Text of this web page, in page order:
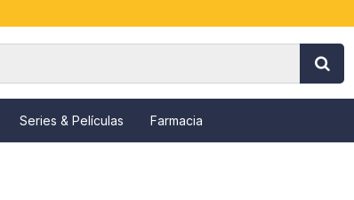
Series & Películas Farmacia